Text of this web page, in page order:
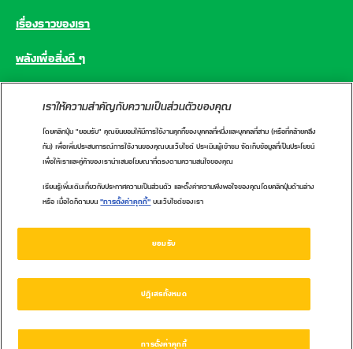
เรื่องราวของเรา
พลังเพื่อสิ่งดี ๆ
CONNECT WITH US
เราให้ความสำคัญกับความเป็นส่วนตัวของคุณ
โดยคลิกปุ่ม "ยอมรับ" คุณยินยอมให้มีการใช้งานคุกกี้ของบุคคลที่หนึ่งและบุคคลที่สาม (หรือที่คล้ายคลึง
กัน) เพื่อเพิ่มประสบการณ์การใช้งานของคุณบนเว็บไซต์ ประเมินผู้เข้าชม จัดเก็บข้อมูลที่เป็นประโยชน์
เพื่อให้เราและคู่ค้าของเรานำเสนอโฆษณาที่ตรงตามความสนใจของคุณ
เรียนรู้เพิ่มเติมเกี่ยวกับประกาศความเป็นส่วนตัว และตั้งค่าความพึงพอใจของคุณโดยคลิกปุ่มด้านล่าง
หรือ เมื่อใดก็ตามบน"การตั้งค่าคุกกี้"บนเว็บไซต์ของเรา
การตั้งค่าคุกกี้
ปฏิเสธทั้งหมด
ยอมรับ